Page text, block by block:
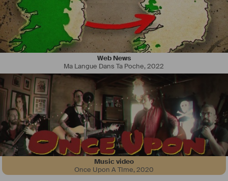
Web News
Ma Langue Dans Ta Poche,2022
Music video
Once Upon A TIme,2020
Autodidacte dès le départ, j'ai appris seul la guitare, le clavier et la
batterie avant d'approfondir ma formation vers 18 ans en étudiant le
solfège, le piano classique et l'harmonie tonale. Cette double culture
— intuitive et académique — nourrit encore aujourd'hui ma façon de
composer.
J'ai passé une dizaine d'années sur scène, accumulant plus de 300
concerts en France et à l'international, et me produisant dans des
salles comme le Bataclan et l'Olympia à Paris. À l'issue de cette
période, j'ai choisi de revenir en Bretagne pour me consacrer
pleinement à la composition.
#musique #compositeur#music #auteur # instrumental